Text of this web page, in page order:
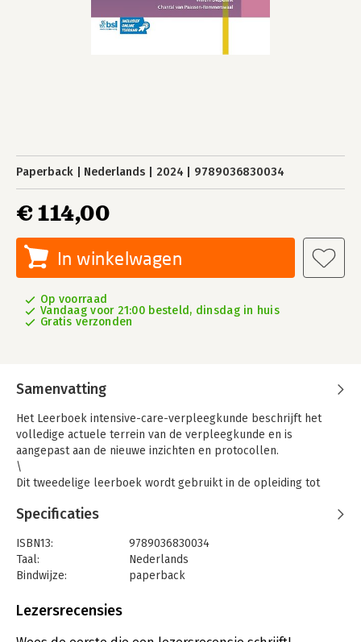
Paperback Nederlands 2024 9789036830034
€ 114,00
In winkelwagen
Op voorraad
Vandaag voor 21:00 besteld, dinsdag in huis
Gratis verzonden
Samenvatting
Het Leerboek intensive-care-verpleegkunde beschrijft het
volledige actuele terrein van de verpleegkunde en is
aangepast aan de nieuwe inzichten en protocollen.
\
Dit tweedelige leerboek wordt gebruikt in de opleiding tot
een aantal opleidingen met een overeenkomstig karakter.
care-verpleegkundige in de praktijk.
Deel 1 begint met een introductie tot de intensive care en de
afdeling intensive care. Aansluitend volgen uitgebreide
hoofdstuk Bloed zijn de onderdelen milieu intérieur en infectie
Specificaties
ISBN13:
9789036830034
Taal:
Nederlands
Bindwijze:
paperback
Uitgever:
Lezersrecensies